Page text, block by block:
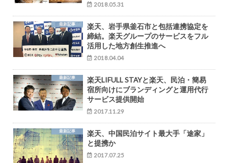
2018.05.31
最新記事
楽天、岩手県釜石市と包括連携協定を
締結。楽天グループのサービスをフル
活用した地方創生推進へ
2018.04.04
最新記事
楽天LIFULL STAYと楽天、民泊・簡易
宿所向けにブランディングと運用代行
サービス提供開始
2017.11.29
最新記事
楽天、中国民泊サイト最大手「途家」
と提携か
2017.07.25